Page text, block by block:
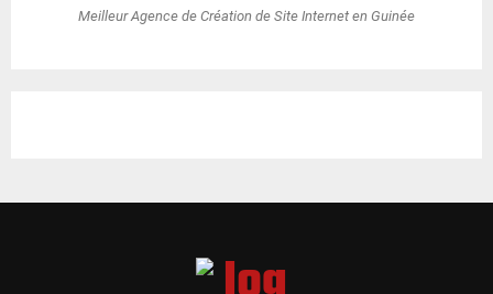
Meilleur Agence de Création de Site Internet en Guinée